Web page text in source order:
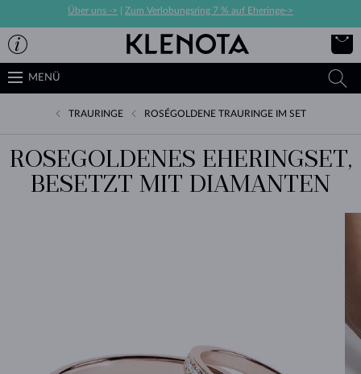
Über uns -> Zum Verlobungsring 7 % auf Eheringe->
MENÜ
TRAURINGE ROSÉGOLDENE TRAURINGE IM SET
ROSEGOLDENES EHERINGSET,
BESETZT MIT DIAMANTEN